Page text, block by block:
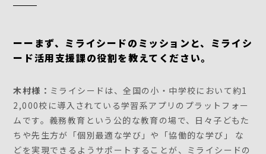
ーーまず、ミライシードのミッションと、ミライシ
ード活用支援課の役割を教えてください。
木村様： ミライシードは、全国の小・中学校において約1
2,000校に導入されている学習系アプリのプラットフォー
ムです。義務教育という公的な教育の場で、日々子どもた
ちや先生方が「個別最適な学び」や「協働的な学び」 な
どを実現できるようサポートすることが、ミライシードの